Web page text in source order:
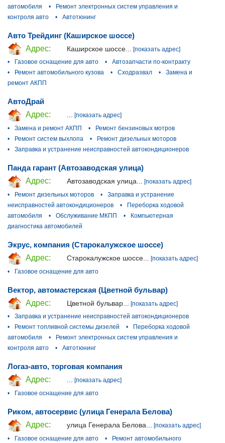
автомобиля
•
Ремонт электронных систем управления и
контроля авто
• Автотюнинг
Авто Трейдинг (Каширское шоссе)
Адрес:
Каширское шоссе...
[показать адрес]
•
Газовое оснащение для авто •
Автозапчасти по-контракту
•
Ремонт автомобильного кузова • Сходразвал •
Замена и
ремонт АКПП
АвтоДрай
Адрес:
... [показать адрес]
•
Замена и ремонт АКПП •
Ремонт бензиновых мотров
•
Ремонт систем выхлопа •
Ремонт дизельных моторов
•
Заправка и устранение неисправностей автокондиционеров
Панда гарант (Автозаводская улица)
Адрес:
Автозаводская улица...
[показать адрес]
•
Ремонт дизельных моторов •
Заправка и устранение
неисправностей автокондиционеров
•
Переборка ходовой
автомобиля
• Обслуживание МКПП •
Компьютерная
диагностика автомобилей
Экрус, компания (Старокалужское шоссе)
Адрес:
Старокалужское шоссе...
[показать адрес]
•
Газовое оснащение для авто
Вектор, автомастерская (Цветной бульвар)
Адрес:
Цветной бульвар...
[показать адрес]
•
Заправка и устранение неисправностей автокондиционеров
•
Ремонт топливной системы дизелей •
Переборка ходовой
автомобиля
•
Ремонт электронных систем управления и
контроля авто
• Автотюнинг
Логаз-авто, торговая компания
Адрес:
... [показать адрес]
•
Газовое оснащение для авто
Риком, автосервис (улица Генерала Белова)
Адрес:
улица Генерала Белова... [показать адрес]
•
Газовое оснащение для авто • Ремонт автомобильного